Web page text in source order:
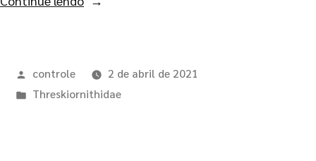
controle
2 de abril de 2021
Threskiornithidae